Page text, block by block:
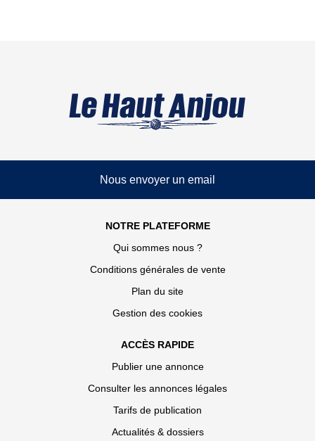
Nous envoyer un email
NOTRE PLATEFORME
Qui sommes nous ?
Conditions générales de vente
Plan du site
Gestion des cookies
ACCÈS RAPIDE
Publier une annonce
Consulter les annonces légales
Tarifs de publication
Actualités & dossiers